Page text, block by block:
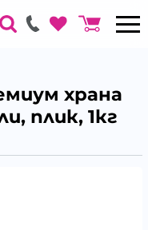
храна
плик, 1кг